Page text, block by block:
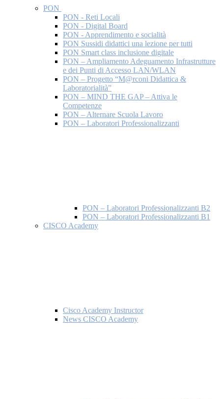
PON
PON - Reti Locali
PON - Digital Board
PON - Apprendimento e socialità
PON Sussidi didattici una lezione per tutti
PON Smart class inclusione digitale
PON – Ampliamento Adeguamento Infrastrutture
e dei Punti di Accesso LAN/WLAN
PON – Progetto “M@rconi Didattica &
Laboratorialità”
PON – MIND THE GAP – Attiva le
Competenze
PON – Alternare Scuola Lavoro
PON – Laboratori Professionalizzanti
PON – Laboratori Professionalizzanti B2
PON – Laboratori Professionalizzanti B1
CISCO Academy
Cisco Academy Instructor
News CISCO Academy